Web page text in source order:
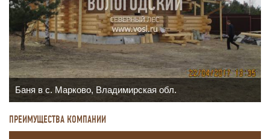
Баня в с. Марково, Владимирская обл.
ПРЕИМУЩЕСТВА КОМПАНИИ